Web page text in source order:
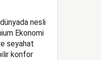
nesli
Ekonomi
seyahat
konfor